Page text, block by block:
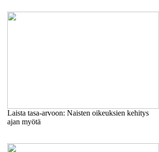
Laista tasa-arvoon: Naisten oikeuksien kehitys
ajan myötä